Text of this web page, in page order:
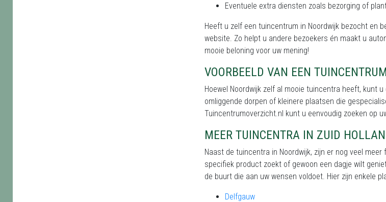
Eventuele extra diensten zoals bezorging of
Heeft u zelf een tuincentrum in Noordwijk bezocht en
website. Zo helpt u andere bezoekers én maakt u
mooie beloning voor uw mening!
VOORBEELD VAN EEN
Hoewel Noordwijk zelf al mooie tuincentra heeft, kunt
omliggende dorpen of kleinere plaatsen die
Tuincentrumoverzicht.nl kunt u eenvoudig zoeken op
MEER TUINCENTRA IN ZUID
Naast de tuincentra in Noordwijk, zijn er nog veel
specifiek product zoekt of gewoon een dagje wilt
de buurt die aan uw wensen voldoet. Hier zijn enkele
Delfgauw